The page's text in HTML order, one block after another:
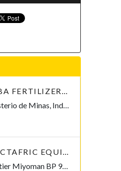
Quartier Miyoman BP 910, Bata Bata, Litoral 910, Guinea Ecuatorial